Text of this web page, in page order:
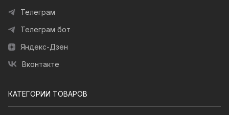
Телеграм
Телеграм бот
Яндекс-Дзен
Вконтакте
КАТЕГОРИИ ТОВАРОВ